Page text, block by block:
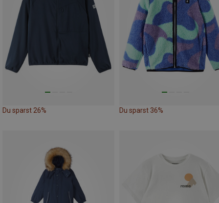
Du sparst 26% Du sparst 36%